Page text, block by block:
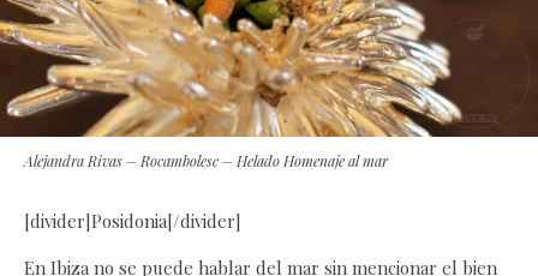
Alejandra Rivas – Rocambolesc – Helado Homenaje al mar
[divider]Posidonia[/divider]
En Ibiza no se puede hablar del mar sin mencionar el bien